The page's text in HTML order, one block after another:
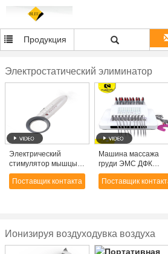
Продукция
Электростатический элиминатор
Электрический
стимулятор мышцы/
емс уменьшая
електротерапы
Поставщик контакта
Машина массажа
груди ЭМС ДФК
Электротерапы
уменьшения МС-
Поставщик
Ионизируя воздуходувка воздуха